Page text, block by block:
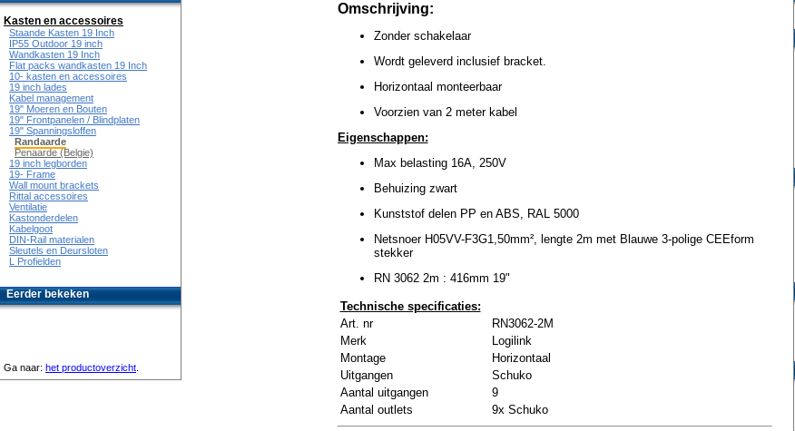
Omschrijving:
Zonder schakelaar
Wordt geleverd inclusief bracket.
Horizontaal monteerbaar
Voorzien van 2 meter kabel
Eigenschappen:
Max belasting 16A, 250V
Behuizing zwart
Kunststof delen PP en ABS, RAL 5000
Netsnoer H05VV-F3G1,50mm², lengte 2m met Blauwe 3-polige CEEform
stekker
RN 3062 2m : 416mm 19"
Technische specificaties:
Art. nr
RN3062-2M
Merk
Logilink
Montage
Horizontaal
Uitgangen
Schuko
Aantal uitgangen
9
Aantal outlets
9x Schuko
Kasten en accessoires
Staande Kasten 19 Inch
IP55 Outdoor 19 inch
Wandkasten 19 Inch
Flat packs wandkasten 19 Inch
10- kasten en accessoires
19 inch lades
Kabel management
19" Moeren en Bouten
19" Frontpanelen / Blindplaten
19" Spanningsloffen
Randaarde
Penaarde (Belgie)
19 inch legborden
19- Frame
Wall mount brackets
Rittal accessoires
Ventilatie
Kastonderdelen
Kabelgoot
DIN-Rail materialen
Sleutels en Deursloten
L Profielden
Eerder bekeken
Ga naar: het productoverzicht